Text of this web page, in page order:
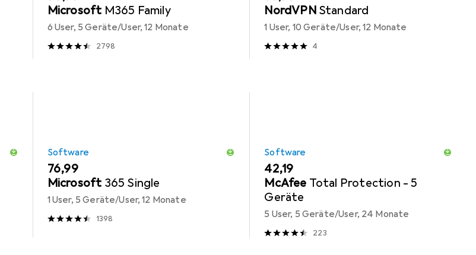
Microsoft M365 Family
6 User, 5 Geräte/User, 12 Monate
2798
NordVPN Standard
1 User, 10 Geräte/User, 12 Monate
4
Software
EUR
76,99
Microsoft 365 Single
1 User, 5 Geräte/User, 12 Monate
1398
Software
EUR
42,19
McAfee Total Protection - 5
Geräte
5 User, 5 Geräte/User, 24 Monate
223